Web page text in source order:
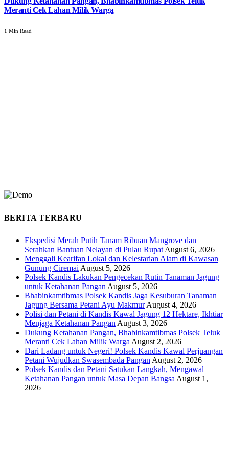
Meranti Cek Lahan Milik Warga
1 Min Read
BERITA TERBARU
Ekspedisi Merah Putih Tanam Ribuan Mangrove dan
Serahkan Bantuan Nelayan di Pulau Rupat August 6, 2026
Menggali Kearifan Lokal dan Kelestarian Alam di Kawasan
Gunung Ciremai August 5, 2026
Polsek Kandis Lakukan Pengecekan Rutin Tanaman Jagung
untuk Ketahanan Pangan August 5, 2026
Bhabinkamtibmas Polsek Kandis Jaga Kesuburan Tanaman
Jagung Bersama Petani Ayu Makmur August 4, 2026
Polisi dan Petani di Kandis Kawal Jagung 12 Hektare, Ikhtiar
Menjaga Ketahanan Pangan August 3, 2026
Dukung Ketahanan Pangan, Bhabinkamtibmas Polsek Teluk
Meranti Cek Lahan Milik Warga August 2, 2026
Dari Ladang untuk Negeri! Polsek Kandis Kawal Perjuangan
Petani Wujudkan Swasembada Pangan August 2, 2026
Polsek Kandis dan Petani Satukan Langkah, Mengawal
Ketahanan Pangan untuk Masa Depan Bangsa August 1,
2026